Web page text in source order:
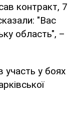
контракт, 7
"Вас
область", –
участь у боях